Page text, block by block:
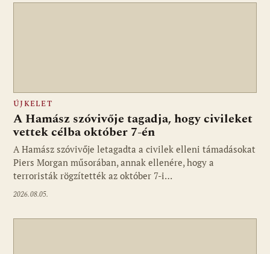
ÚJKELET
A Hamász szóvivője tagadja, hogy civileket
vettek célba október 7-én
A Hamász szóvivője letagadta a civilek elleni támadásokat
Piers Morgan műsorában, annak ellenére, hogy a
terroristák rögzítették az október 7-i…
2026.08.05.